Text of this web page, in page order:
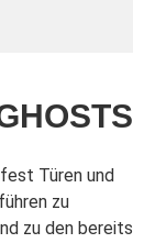
Türen und
zu
zu den bereits